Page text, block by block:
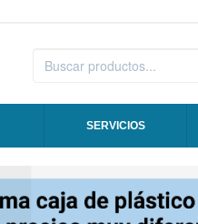
SERVICIOS